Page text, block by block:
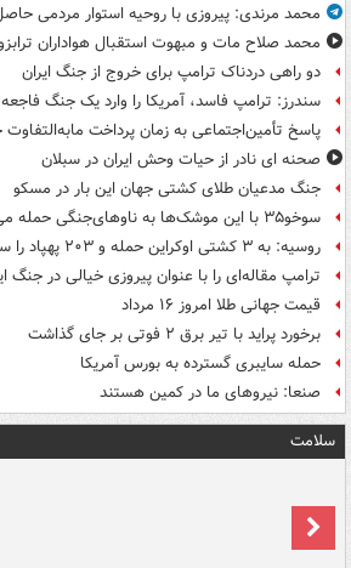
محمد مرندی: پیروزی با روحیه استوار مردمی
محمد صلاح مات و مبهوت استقبال هواداران
دو راهی دردناک ترامپ برای خروج از جنگ ایران
سندرز: ترامپ فاسد، آمریکا را وارد یک جنگ
پاسخ تأمین‌اجتماعی به زمان پرداخت
صحنه ای نادر از حیات وحش ایران در سبلان
جنگ مدعیان طلای کشتی جهان این بار در مسکو
سوخو۳۵ با این موشک‌ها به ناوهای‌جنگی حمله می‌کند
روسیه: به ۳ کشتی اوکراین حمله و ۲۰۳ پهپاد را سرنگون کردیم
ترامپ مقاله‌ای را با عنوان پیروزی خیالی در جنگ
قیمت جهانی طلا امروز ۱۶ مرداد
برخورد پراید با تیر برق ۲ فوتی بر جای گذاشت
حمله سایبری گسترده به بورس آمریکا
صنعا: نیروهای ما در کمین‌ هستند
سلامت